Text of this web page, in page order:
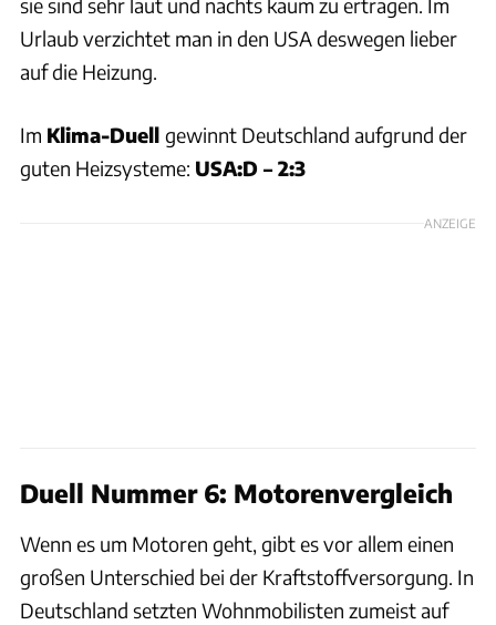
Urlaub verzichtet man in den USA deswegen lieber
auf die Heizung.
Im Klima-Duell gewinnt Deutschland aufgrund der
guten Heizsysteme: USA:D – 2:3
ANZEIGE
Duell Nummer 6: Motorenvergleich
Wenn es um Motoren geht, gibt es vor allem einen
großen Unterschied bei der Kraftstoffversorgung. In
Deutschland setzten Wohnmobilisten zumeist auf